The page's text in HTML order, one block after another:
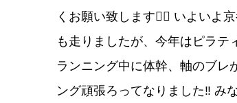
くお願い致します🙇‍♂️ いよいよ
も走りましたが、今年はピラテ
ランニング中に体幹、軸のブ
ング頑張ろってなりました‼︎ み